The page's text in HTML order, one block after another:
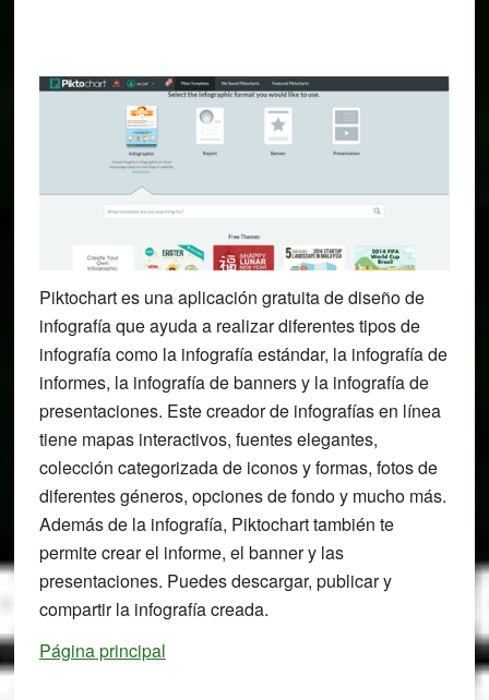
Piktochart es una aplicación gratuita de diseño de
infografía que ayuda a realizar diferentes tipos de
infografía como la infografía estándar, la infografía de
informes, la infografía de banners y la infografía de
presentaciones. Este creador de infografías en línea
tiene mapas interactivos, fuentes elegantes,
colección categorizada de iconos y formas, fotos de
diferentes géneros, opciones de fondo y mucho más.
Además de la infografía, Piktochart también te
permite crear el informe, el banner y las
presentaciones. Puedes descargar, publicar y
compartir la infografía creada.
Página principal